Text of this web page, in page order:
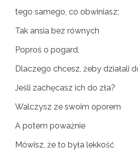
tego samego, co obwiniasz;
Tak ansia bez równych
Poproś o pogard,
Dlaczego chcesz, żeby działali
Jeśli zachęcasz ich do zła?
Walczysz ze swoim oporem
A potem poważnie
Mówisz, że to była lekkość